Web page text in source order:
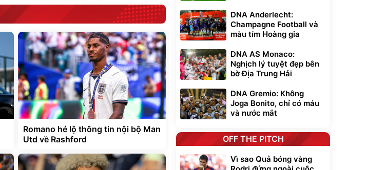
Romano hé lộ thông tin nội bộ Man
Utd về Rashford
DNA Anderlecht:
Champagne Football và
màu tím Hoàng gia
DNA AS Monaco:
Nghịch lý tuyệt đẹp bên
bờ Địa Trung Hải
DNA Gremio: Không
Joga Bonito, chỉ có máu
và nước mắt
OFF THE PITCH
Vì sao Quả bóng vàng